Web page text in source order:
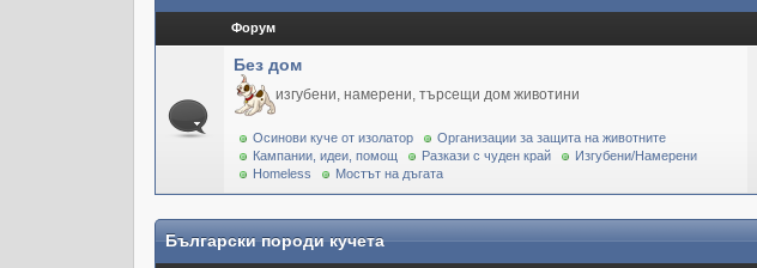
Форум
Без дом
изгубени, намерени, търсещи дом животини
Осинови куче от изолатор
Организации за защита на животните
Кампании, идеи, помощ
Разкази с чуден край
Изгубени/Намерени
Homeless
Мостът на дъгата
Български породи кучета